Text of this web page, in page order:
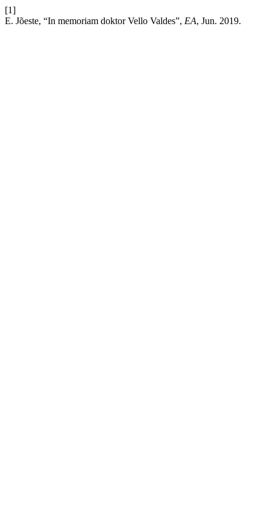
[1]
E. Jõeste, “In memoriam doktor Vello Valdes”, EA, Jun. 2019.